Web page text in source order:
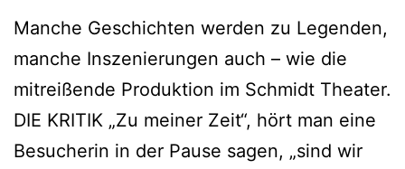
Manche Geschichten werden zu Legenden,
manche Inszenierungen auch – wie die
mitreißende Produktion im Schmidt Theater.
DIE KRITIK „Zu meiner Zeit“, hört man eine
Besucherin in der Pause sagen, „sind wir